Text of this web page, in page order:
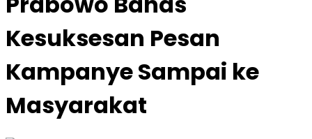
Kesuksesan Pesan
Kampanye Sampai ke
Masyarakat